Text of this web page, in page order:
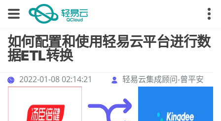
如何配置和使用轻易云平台进行数
据ETL转换
2022-01-08 02:14:21 轻易云集成顾问-曾平安